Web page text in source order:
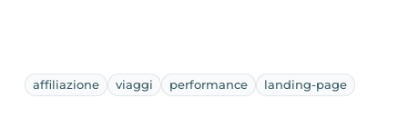
affiliazione viaggi performance landing-page